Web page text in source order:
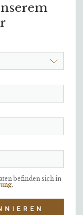
befinden sich in
.